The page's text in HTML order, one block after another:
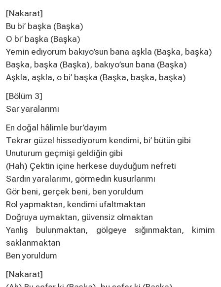
[Nakarat]
Bu bi’ başka (Başka)
O bi’ başka (Başka)
Yemin ediyorum bakıyo’sun bana aşkla (Başka, başka)
Başka, başka (Başka), bakıyo’sun bana (Başka)
Aşkla, aşkla, o bi’ başka (Başka, başka, başka)
[Bölüm 3]
Sar yaralarımı
En doğal hâlimle bur’dayım
Tekrar güzel hissediyorum kendimi, bi’ bütün gibi
Unuturum geçmişi geldiğin gibi
(Hah) Çektin içine herkese duyduğum nefreti
Sardın yaralarımı, görmedin kusurlarımı
Gör beni, gerçek beni, ben yoruldum
Rol yapmaktan, kendimi ufaltmaktan
Doğruya uymaktan, güvensiz olmaktan
Yanlış bulunmaktan, gölgeye sığınmaktan, kimim
saklanmaktan
Ben yoruldum
[Nakarat]